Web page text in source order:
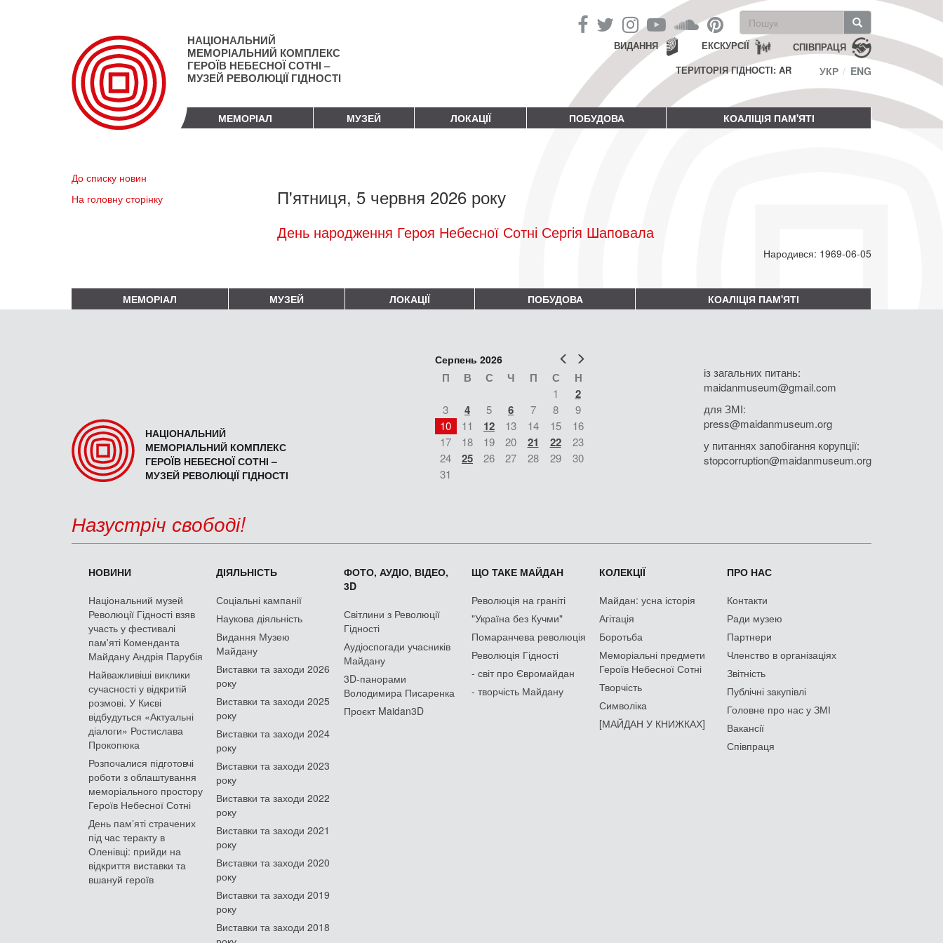
НАЦІОНАЛЬНИЙ
МЕМОРІАЛЬНИЙ КОМПЛЕКС
ГЕРОЇВ НЕБЕСНОЇ СОТНІ –
МУЗЕЙ РЕВОЛЮЦІЇ ГІДНОСТІ
Пошукова
форма
Пошук СПІВПРАЦЯ
ЕКСКУРСІЇ
ВИДАННЯ
ТЕРИТОРІЯ ГІДНОСТІ: AR
УКР ENG
МЕМОРІАЛ МУЗЕЙ ЛОКАЦІЇ ПОБУДОВА КОАЛІЦІЯ ПАМ'ЯТІ
До списку новин
На головну сторінку
П'ятниця, 5 червня 2026 року
День народження Героя Небесної Сотні Сергія Шаповала
Народився: 1969-06-05
МЕМОРІАЛ МУЗЕЙ ЛОКАЦІЇ ПОБУДОВА КОАЛІЦІЯ ПАМ'ЯТІ
НАЦІОНАЛЬНИЙ
МЕМОРІАЛЬНИЙ КОМПЛЕКС
ГЕРОЇВ НЕБЕСНОЇ СОТНІ –
МУЗЕЙ РЕВОЛЮЦІЇ ГІДНОСТІ
Попер
Серпень 2026
П В С Ч П С Н
1 2
3 4 5 6 7 8
9
10
11 12 13 14 15
16
17
18 19 20 21 22
23
24
25 26 27 28 29
30
31
із загальних питань:
maidanmuseum@gmail.com
для ЗМІ:
press@maidanmuseum.org
у питаннях запобігання корупції:
stopcorruption@maidanmuseum.org
Назустріч свободі!
НОВИНИ
Національний музей
Революції Гідності взяв
участь у фестивалі
пам'яті Коменданта
Майдану Андрія Парубія
Найважливіші виклики
сучасності у відкритій
розмові. У Києві
відбудуться «Актуальні
діалоги» Ростислава
Прокопюка
Розпочалися підготовчі
роботи з облаштування
меморіального простору
Героїв Небесної Сотні
День памʼяті страчених
під час теракту в
Оленівці: прийди на
відкриття виставки та
вшануй героїв
ДІЯЛЬНІСТЬ
Соціальні кампанії
Наукова діяльність
Видання Музею
Майдану
Виставки та заходи 2026
року
Виставки та заходи 2025
року
Виставки та заходи 2024
року
Виставки та заходи 2023
року
Виставки та заходи 2022
року
Виставки та заходи 2021
року
Виставки та заходи 2020
року
Виставки та заходи 2019
року
Виставки та заходи 2018
ФОТО, АУДІО, ВІДЕО,
3D
Світлини з Революції
Гідності
Аудіоспогади учасників
Майдану
3D-панорами
Володимира Писаренка
Проєкт Maidan3D
ЩО ТАКЕ МАЙДАН
Революція на граніті
"Україна без Кучми"
Помаранчева революція
Революція Гідності
- світ про Євромайдан
- творчість Майдану
КОЛЕКЦІЇ
Майдан: усна історія
Агітація
Боротьба
Меморіальні предмети
Героїв Небесної Сотні
Творчість
Символіка
[МАЙДАН У КНИЖКАХ]
ПРО НАС
Контакти
Ради музею
Партнери
Членство в організаціях
Звітність
Публічні закупівлі
Головне про нас у ЗМІ
Вакансії
Співпраця